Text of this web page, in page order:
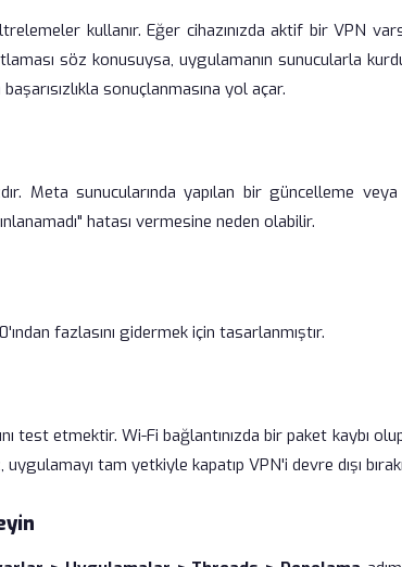
kullanır. Eğer cihazınızda aktif bir VPN
söz konusuysa, uygulamanın sunucularla
sonuçlanmasına yol açar.
Meta sunucularında yapılan bir güncelleme
hatası vermesine neden olabilir.
fazlasını gidermek için tasarlanmıştır.
test etmektir. Wi-Fi bağlantınızda bir paket kaybı
tam yetkiyle kapatıp VPN'i devre dışı